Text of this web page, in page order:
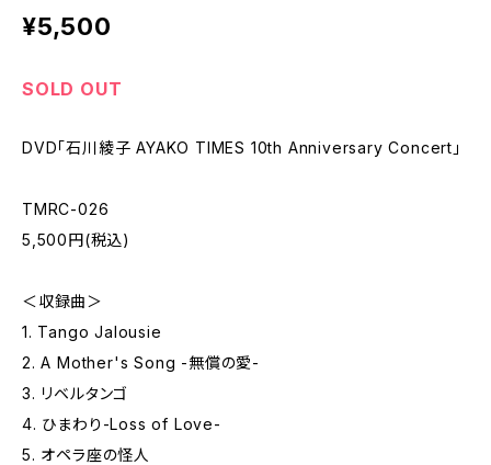
¥5,500
SOLD OUT
DVD「石川綾子 AYAKO TIMES 10th Anniversary Concert」
TMRC-026
5,500円(税込)
＜収録曲＞
1. Tango Jalousie
2. A Mother's Song -無償の愛-
3. リベルタンゴ
4. ひまわり-Loss of Love-
5. オペラ座の怪人